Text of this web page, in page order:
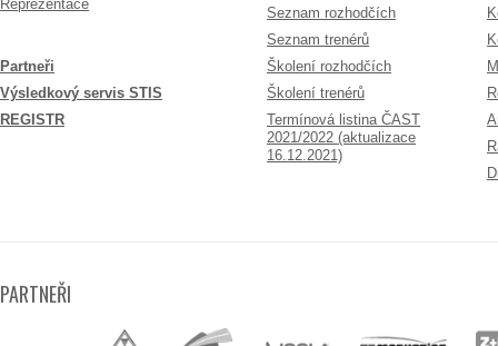
Reprezentace
Partneři
Výsledkový servis STIS
REGISTR
Seznam rozhodčích
Seznam trenérů
Školení rozhodčích
Školení trenérů
Termínová listina ČAST
2021/2022 (aktualizace
16.12.2021)
PARTNEŘI